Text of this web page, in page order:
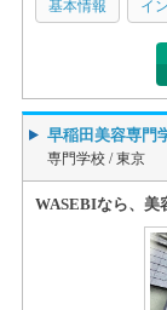
基本情報 イ
早稲田美容専門
専門学校 /東京
WASEBIなら、美